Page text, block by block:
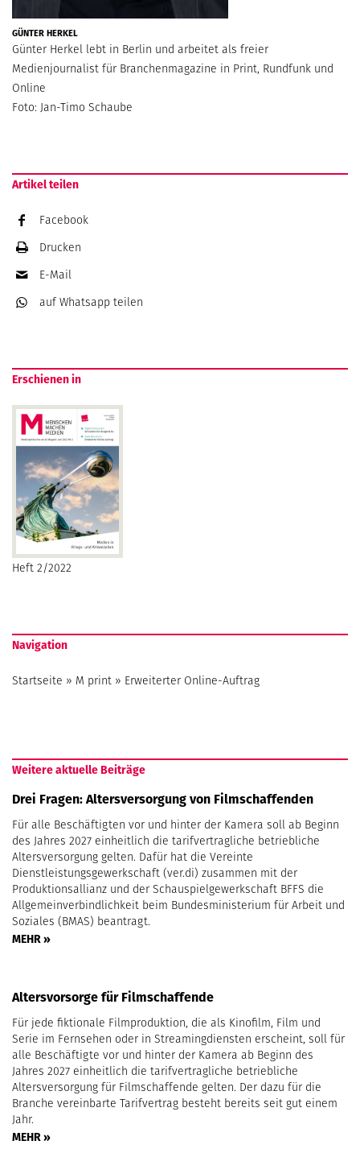
GÜNTER HERKEL
Günter Herkel lebt in Berlin und arbeitet als freier
Medienjournalist für Branchenmagazine in Print, Rundfunk und
Online
Foto: Jan-Timo Schaube
Artikel teilen
Facebook
Drucken
E-Mail
auf Whatsapp teilen
Erschienen in
Heft 2/2022
Navigation
Startseite » M print » Erweiterter Online-Auftrag
Weitere aktuelle Beiträge
Drei Fragen: Altersversorgung von Filmschaffenden
Für alle Beschäftigten vor und hinter der Kamera soll ab Beginn
des Jahres 2027 einheitlich die tarifvertragliche betriebliche
Altersversorgung gelten. Dafür hat die Vereinte
Dienstleistungsgewerkschaft (ver.di) zusammen mit der
Produktionsallianz und der Schauspielgewerkschaft BFFS die
Allgemeinverbindlichkeit beim Bundesministerium für Arbeit und
Soziales (BMAS) beantragt.
MEHR »
Altersvorsorge für Filmschaffende
Für jede fiktionale Filmproduktion, die als Kinofilm, Film und
Serie im Fernsehen oder in Streamingdiensten erscheint, soll für
alle Beschäftigte vor und hinter der Kamera ab Beginn des
Jahres 2027 einheitlich die tarifvertragliche betriebliche
Altersversorgung für Filmschaffende gelten. Der dazu für die
Branche vereinbarte Tarifvertrag besteht bereits seit gut einem
Jahr.
MEHR »